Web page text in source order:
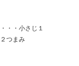
・・小さじ１
つまみ